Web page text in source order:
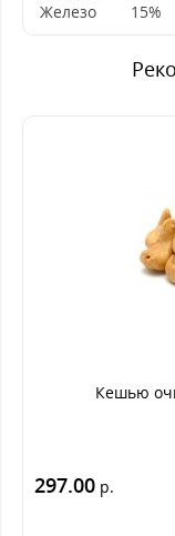
Железо
15%
Кешью
297.00 р.